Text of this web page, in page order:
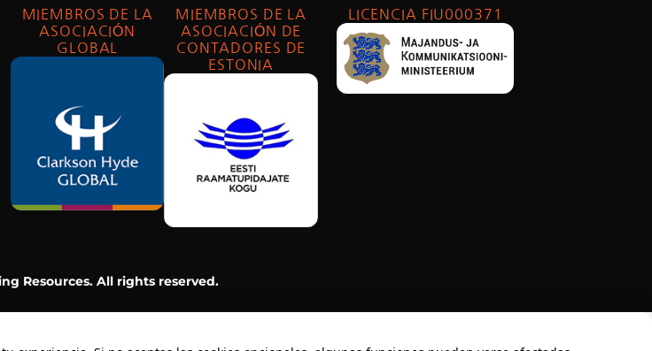
MIEMBROS DE LA
ASOCIACIÓN
GLOBAL
MIEMBROS DE LA
ASOCIACIÓN DE
CONTADORES DE
ESTONIA
LICENCIA FIU000371
Resources. All rights reserved.